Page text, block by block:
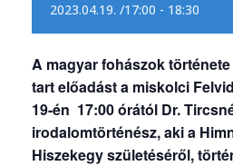
2023.04.19. /17:00 - 18:30
A magyar fohászok
tart előadást a miskolci
19-én 17:00 órától Dr.
irodalomtörténész, aki a
Hiszekegy születéséről,